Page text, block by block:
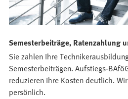
Semesterbeiträge, Ratenzahlung
Sie zahlen Ihre
Semesterbeiträgen. Aufstiegs-
reduzieren Ihre Kosten deutlich.
persönlich.